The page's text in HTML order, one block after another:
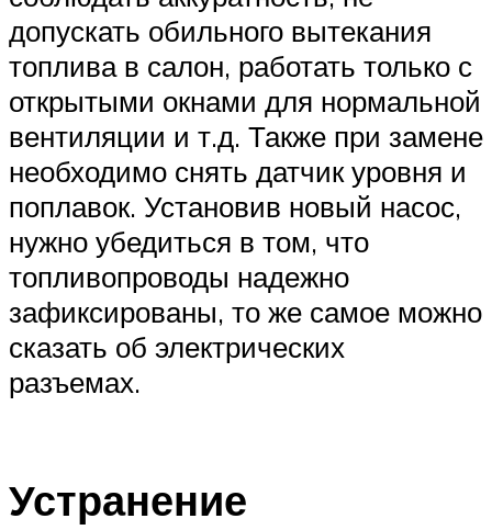
допускать обильного вытекания
топлива в салон, работать только с
открытыми окнами для нормальной
вентиляции и т.д. Также при замене
необходимо снять датчик уровня и
поплавок. Установив новый насос,
нужно убедиться в том, что
топливопроводы надежно
зафиксированы, то же самое можно
сказать об электрических
разъемах.
Устранение